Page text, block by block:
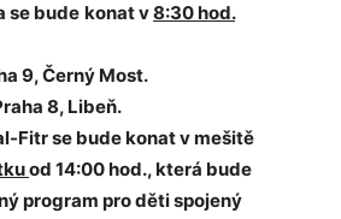
se bude konat v8:30 hod.
9, Černý Most.
8, Libeň.
Fitr se bude konat v mešitě
od 14:00 hod., která bude
program pro děti spojený